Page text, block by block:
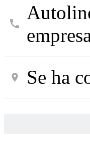
Se ha